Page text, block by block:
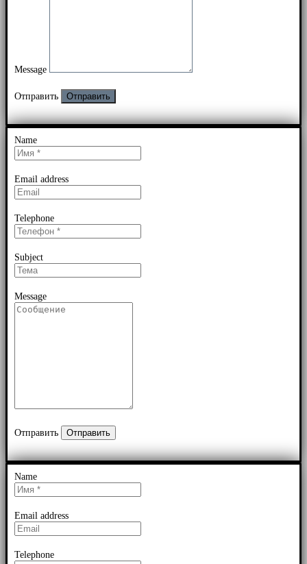
Message
Отправить
Name
Email address
Telephone
Subject
Message
Отправить
Name
Email address
Telephone